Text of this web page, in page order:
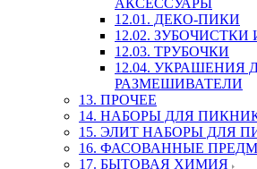
АКСЕССУАРЫ
12.01. ДЕКО-ПИКИ
12.02.
12.03. ТРУБОЧКИ
12.04. УКРАШЕНИЯ
РАЗМЕШИВАТЕЛИ
13. ПРОЧЕЕ
14. НАБОРЫ ДЛЯ
15. ЭЛИТ НАБОРЫ ДЛЯ
16. ФАСОВАННЫЕ
17. БЫТОВАЯ ХИМИЯ